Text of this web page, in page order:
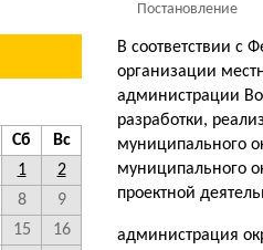
Постановление
В соответствии с
организации
администрации
разработки,
муниципального
муниципального
проектной
администрация
Сб
Вс
1
2
8
9
15
16